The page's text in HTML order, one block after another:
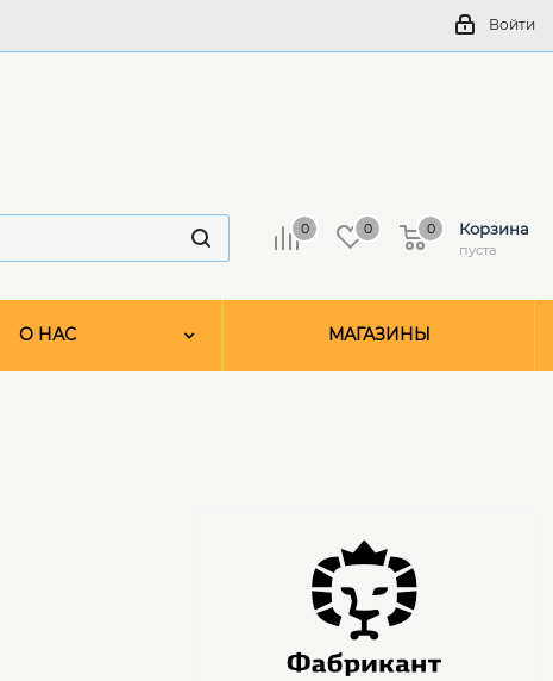
Войти
0 0 Корзина
пуста
0
О НАС МАГАЗИНЫ